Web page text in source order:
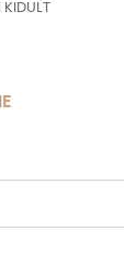
KIDULT